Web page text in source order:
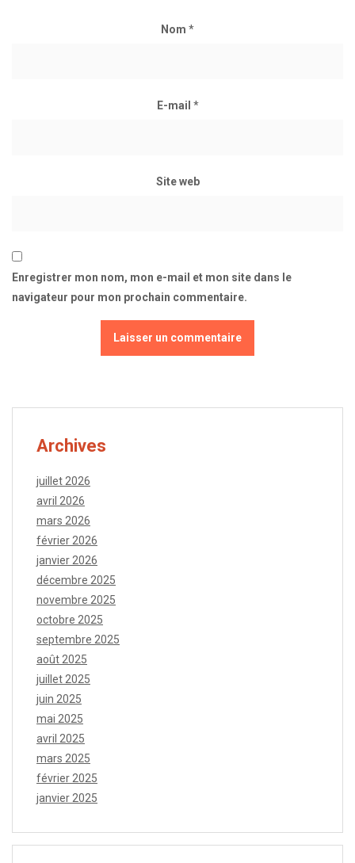
Nom *
E-mail *
Site web
Enregistrer mon nom, mon e-mail et mon site dans le
navigateur pour mon prochain commentaire.
Archives
juillet 2026
avril 2026
mars 2026
février 2026
janvier 2026
décembre 2025
novembre 2025
octobre 2025
septembre 2025
août 2025
juillet 2025
juin 2025
mai 2025
avril 2025
mars 2025
février 2025
janvier 2025